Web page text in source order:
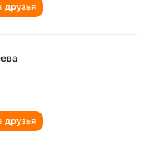
друзья
друзья